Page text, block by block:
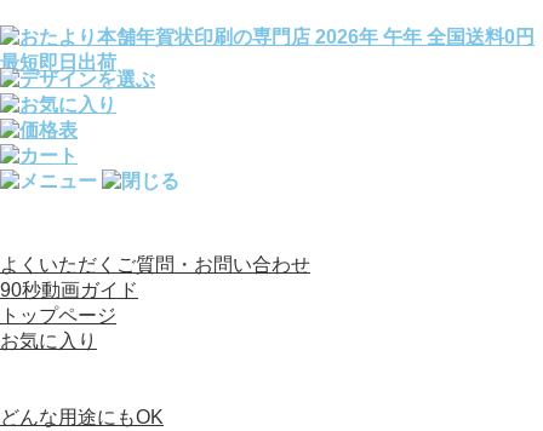
よくいただくご質問・お問い合わせ
90秒動画ガイド
トップページ
お気に入り
どんな用途にもOK